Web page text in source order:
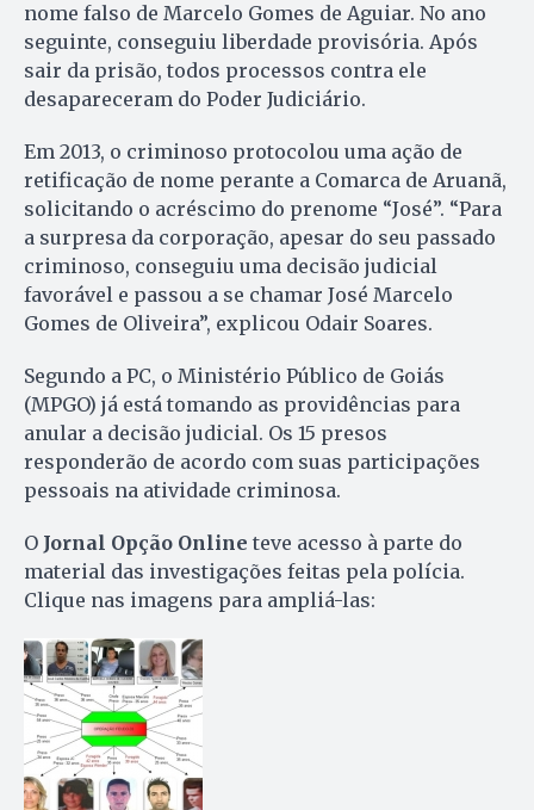
nome falso de Marcelo Gomes de Aguiar. No ano
seguinte, conseguiu liberdade provisória. Após
sair da prisão, todos processos contra ele
desapareceram do Poder Judiciário.
Em 2013, o criminoso protocolou uma ação de
retificação de nome perante a Comarca de Aruanã,
solicitando o acréscimo do prenome “José”. “Para
a surpresa da corporação, apesar do seu passado
criminoso, conseguiu uma decisão judicial
favorável e passou a se chamar José Marcelo
Gomes de Oliveira”, explicou Odair Soares.
Segundo a PC, o Ministério Público de Goiás
(MPGO) já está tomando as providências para
anular a decisão judicial. Os 15 presos
responderão de acordo com suas participações
pessoais na atividade criminosa.
O Jornal Opção Online teve acesso à parte do
material das investigações feitas pela polícia.
Clique nas imagens para ampliá-las: